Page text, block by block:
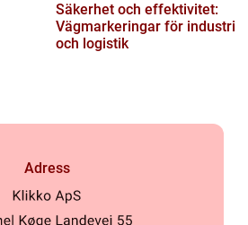
Säkerhet och effektivitet:
Vägmarkeringar för industri
och logistik
Adress